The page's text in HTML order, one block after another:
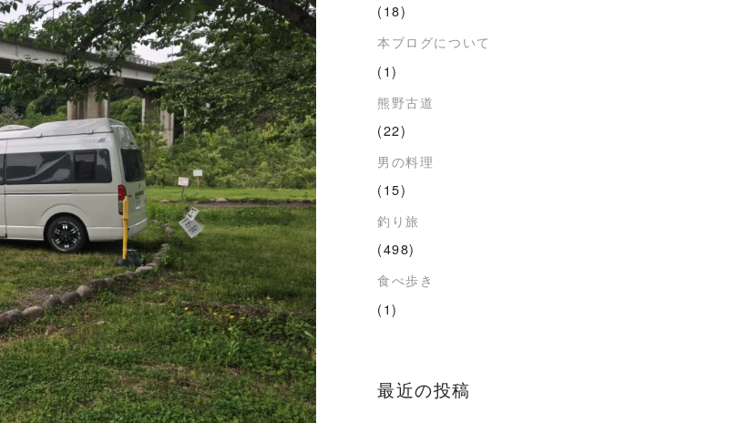
(18)
本ブログについて
(1)
熊野古道
(22)
男の料理
(15)
釣り旅
(498)
食べ歩き
(1)
最近の投稿